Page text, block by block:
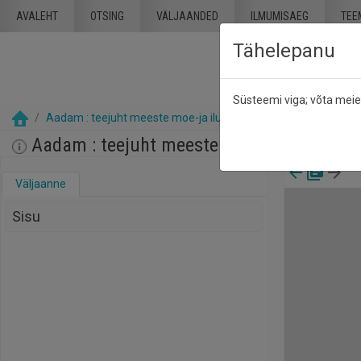
AVALEHT OTSING VÄLJAANDED ILMUMISAEG
Aadam : teejuht meeste moe-ja ilumaailma : Anne & Stiil
Aadam : teejuht meeste moe-ja
Väljaanne
Sisu
Tähelepanu
Süsteemi viga; võta